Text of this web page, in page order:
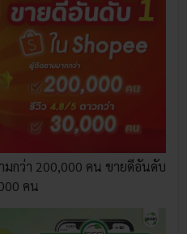
มกว่า 200,000 คน ขายดีอันดับ
คน